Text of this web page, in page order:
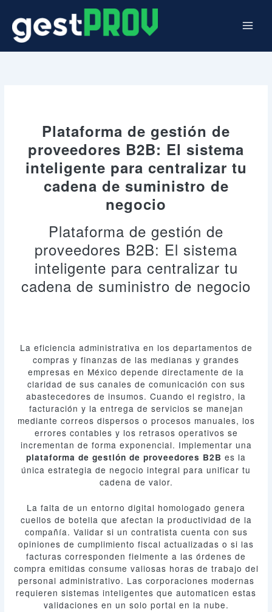
contenido
Plataforma de gestión de
proveedores B2B: El sistema
inteligente para centralizar tu
cadena de suministro de
negocio
Plataforma de gestión de
proveedores B2B: El sistema
inteligente para centralizar tu
cadena de suministro de negocio
La eficiencia administrativa en los departamentos de
compras y finanzas de las medianas y grandes
empresas en México depende directamente de la
claridad de sus canales de comunicación con sus
abastecedores de insumos. Cuando el registro, la
facturación y la entrega de servicios se manejan
mediante correos dispersos o procesos manuales, los
errores contables y los retrasos operativos se
incrementan de forma exponencial. Implementar una
plataforma de gestión de proveedores B2B es la
única estrategia de negocio integral para unificar tu
cadena de valor.
La falta de un entorno digital homologado genera
cuellos de botella que afectan la productividad de la
compañía. Validar si un contratista cuenta con sus
opiniones de cumplimiento fiscal actualizadas o si las
facturas corresponden fielmente a las órdenes de
compra emitidas consume valiosas horas de trabajo del
personal administrativo. Las corporaciones modernas
requieren sistemas inteligentes que automaticen estas
validaciones en un solo portal en la nube.